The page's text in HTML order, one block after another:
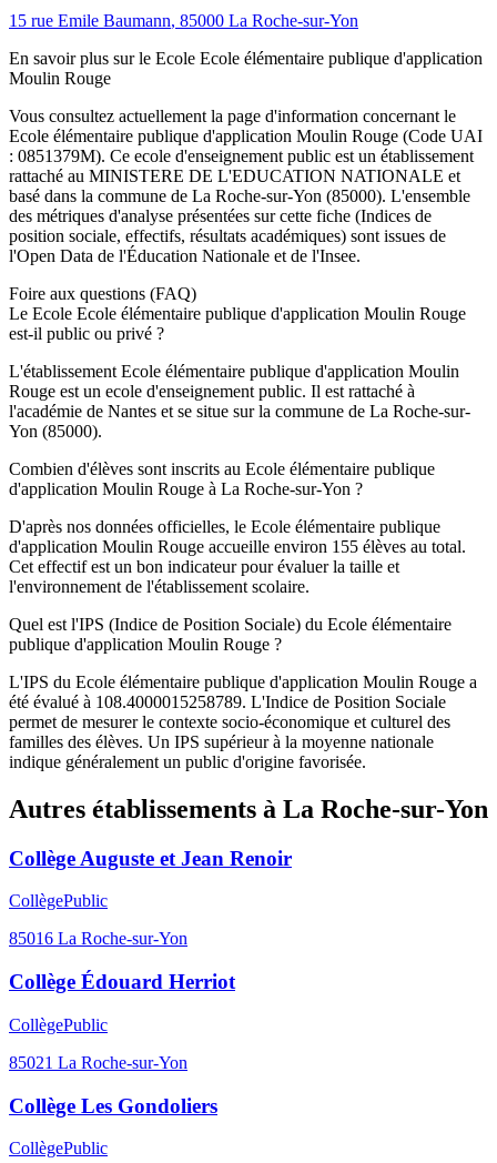
15 rue Emile Baumann, 85000 La Roche-sur-Yon
En savoir plus sur le Ecole Ecole élémentaire publique d'application
Moulin Rouge
Vous consultez actuellement la page d'information concernant le
Ecole élémentaire publique d'application Moulin Rouge (Code UAI
: 0851379M). Ce ecole d'enseignement public est un établissement
rattaché au MINISTERE DE L'EDUCATION NATIONALE et
basé dans la commune de La Roche-sur-Yon (85000). L'ensemble
des métriques d'analyse présentées sur cette fiche (Indices de
position sociale, effectifs, résultats académiques) sont issues de
l'Open Data de l'Éducation Nationale et de l'Insee.
Foire aux questions (FAQ)
Le Ecole Ecole élémentaire publique d'application Moulin Rouge
est-il public ou privé ?
L'établissement Ecole élémentaire publique d'application Moulin
Rouge est un ecole d'enseignement public. Il est rattaché à
l'académie de Nantes et se situe sur la commune de La Roche-sur-
Yon (85000).
Combien d'élèves sont inscrits au Ecole élémentaire publique
d'application Moulin Rouge à La Roche-sur-Yon ?
D'après nos données officielles, le Ecole élémentaire publique
d'application Moulin Rouge accueille environ 155 élèves au total.
Cet effectif est un bon indicateur pour évaluer la taille et
l'environnement de l'établissement scolaire.
Quel est l'IPS (Indice de Position Sociale) du Ecole élémentaire
publique d'application Moulin Rouge ?
L'IPS du Ecole élémentaire publique d'application Moulin Rouge a
été évalué à 108.4000015258789. L'Indice de Position Sociale
permet de mesurer le contexte socio-économique et culturel des
familles des élèves. Un IPS supérieur à la moyenne nationale
indique généralement un public d'origine favorisée.
Autres établissements à La Roche-sur-Yon
Collège Auguste et Jean Renoir
CollègePublic
85016 La Roche-sur-Yon
Collège Édouard Herriot
CollègePublic
85021 La Roche-sur-Yon
Collège Les Gondoliers
CollègePublic